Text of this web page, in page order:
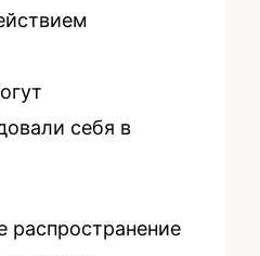
себя в
распространение